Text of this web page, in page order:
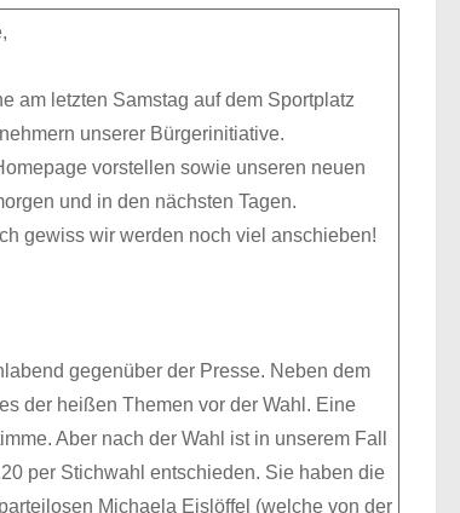
am letzten Samstag auf dem Sportplatz
unserer Bürgerinitiative.
vorstellen sowie unseren neuen
und in den nächsten Tagen.
gewiss wir werden noch viel anschieben!
gegenüber der Presse. Neben dem
der heißen Themen vor der Wahl. Eine
Aber nach der Wahl ist in unserem Fall
per Stichwahl entschieden. Sie haben die
Michaela Eislöffel (welche von der